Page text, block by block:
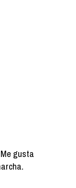
gusta